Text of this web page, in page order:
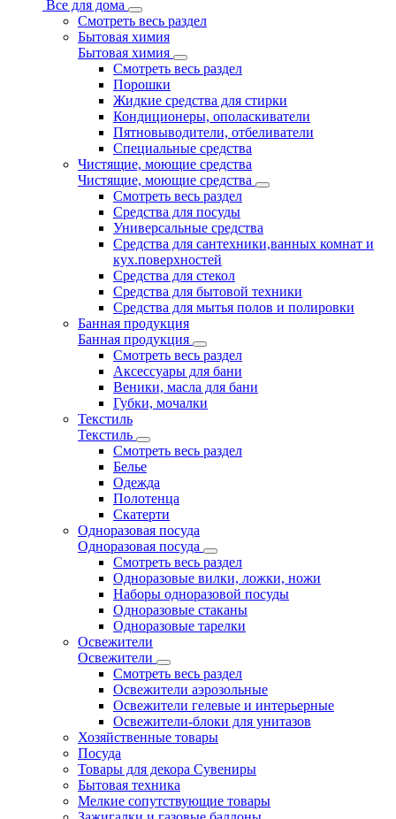
Все для дома
Смотреть весь раздел
Бытовая химия
Бытовая химия
Смотреть весь раздел
Порошки
Жидкие средства для стирки
Кондиционеры, ополаскиватели
Пятновыводители, отбеливатели
Специальные средства
Чистящие, моющие средства
Чистящие, моющие средства
Смотреть весь раздел
Средства для посуды
Универсальные средства
Средства для сантехники,ванных комнат и
кух.поверхностей
Средства для стекол
Средства для бытовой техники
Средства для мытья полов и полировки
Банная продукция
Банная продукция
Смотреть весь раздел
Аксессуары для бани
Веники, масла для бани
Губки, мочалки
Текстиль
Текстиль
Смотреть весь раздел
Белье
Одежда
Полотенца
Скатерти
Одноразовая посуда
Одноразовая посуда
Смотреть весь раздел
Одноразовые вилки, ложки, ножи
Наборы одноразовой посуды
Одноразовые стаканы
Одноразовые тарелки
Освежители
Освежители
Смотреть весь раздел
Освежители аэрозольные
Освежители гелевые и интерьерные
Освежители-блоки для унитазов
Хозяйственные товары
Посуда
Товары для декора Сувениры
Бытовая техника
Мелкие сопутствующие товары